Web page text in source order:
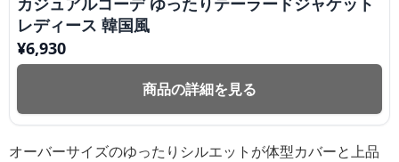
レディース 韓国風
¥6,930
商品の詳細を見る
オーバーサイズのゆったりシルエットが体型カバーと上品